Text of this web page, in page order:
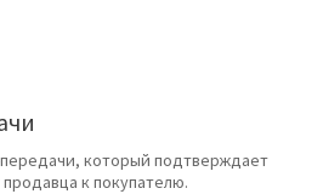
который подтверждает
к покупателю.